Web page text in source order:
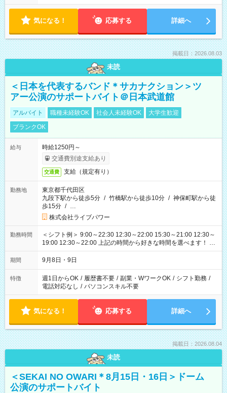
気になる！ 応募する 詳細へ
掲載日：2026.08.03
未読
＜日本を代表するバンド＊サカナクション＞ツ
アー公演のサポートバイト＠日本武道館
アルバイト 職種未経験OK 社会人未経験OK
大学生歓迎
ブランクOK
給与
時給1250円～
交通費別途支給あり
交通費 支給（規定有り）
勤務地
東京都千代田区
九段下駅から徒歩5分 / 竹橋駅から徒歩10分 / 神保町駅から徒
歩15分 / …
株式会社ライブパワー
勤務時間
＜シフト例＞ 9:00～22:30 12:30～22:00 15:30～21:00 12:30～
19:00 12:30～22:00 上記の時間から好きな時間を選べます！ ※
時間は変更となる可能性があります
期間 9月8日・9日
特徴 週1日からOK / 履歴書不要 / 副業・WワークOK / シフト勤務 /
電話対応なし / パソコンスキル不要
気になる！ 応募する 詳細へ
掲載日：2026.08.04
未読
＜SEKAI NO OWARI＊8月15日・16日＞ドーム
公演のサポートバイト